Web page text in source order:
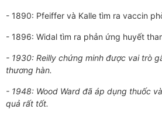
- 1890: Pfeiffer và Kalle tìm ra vaccin
- 1896: Widal tìm ra phản ứng huyết
- 1930: Reilly chứng minh đ­­ược vai trò
th­­ương hàn.
- 1948: Wood Ward đã áp dụng thuốc
quả rất tốt.